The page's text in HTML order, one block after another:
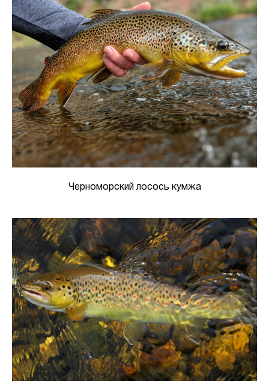
Черноморский лосось кумжа